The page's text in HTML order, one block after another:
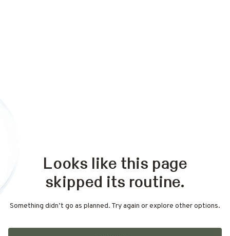
Looks like this page
skipped its routine.
Something didn’t go as planned. Try again or explore other options.